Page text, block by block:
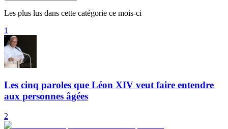
Les plus lus dans cette catégorie ce mois-ci
1
Les cinq paroles que Léon XIV veut faire entendre
aux personnes âgées
2